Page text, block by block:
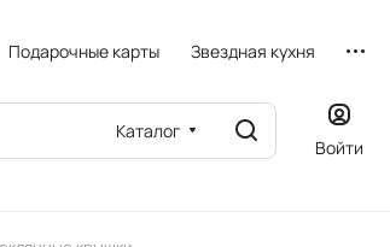
Подарочные карты Звездная кухня
Каталог
Войти